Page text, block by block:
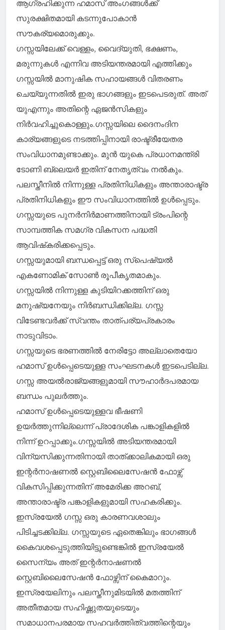
സുരക്ഷിതമായി കടന്നുപോകാന്‍
സൗകര്യമൊരുക്കും.
ഗസ്സയിലേക്ക് വെള്ളം, വൈദ്യുതി, ഭക്ഷണം,
മരുന്നുകള്‍ എന്നിവ അടിയന്തരമായി എത്തിക്കും
ഗസ്സയില്‍ മാനുഷിക സഹായങ്ങള്‍ വിതരണം
ചെയ്യുന്നതില്‍ ഇരു ഭാഗങ്ങളും ഇടപെടരുത്. അത്
യുഎന്നും അതിന്റെ ഏജന്‍സികളും
നിര്‍വഹിച്ചുകൊള്ളും.ഗസ്സയിലെ ദൈനംദിന
കാര്യങ്ങളുടെ നടത്തിപ്പിനായി രാഷ്ട്രീയേതര
സംവിധാനമുണ്ടാക്കും. മുന്‍ യുകെ പ്രധാനമന്ത്രി
ടോണി ബ്ലെയര്‍ ഇതിന് നേതൃത്വം നല്‍കും.
പലസ്തീനില്‍ നിന്നുള്ള പ്രതിനിധികളും അന്താരാഷ്ട്ര
പ്രതിനിധികളും ഈ സംവിധാനത്തില്‍ ഉള്‍പ്പെടും.
ഗസ്സയുടെ പുനര്‍നിര്‍മാണത്തിനായി ട്രംപിന്റെ
സാമ്പത്തിക സമഗ്ര വികസന പദ്ധതി
ആവിഷ്‌കരിക്കപ്പെടും.
ഗസ്സയുമായി ബന്ധപ്പെട്ട് ഒരു സ്‌പെഷ്യല്‍
എകണോമിക് സോണ്‍ രൂപീകൃതമാകും.
ഗസ്സയില്‍ നിന്നുള്ള കുടിയിറക്കത്തിന് ഒരു
മനുഷ്യനേയും നിര്‍ബന്ധിക്കില്ല. ഗസ്സ
വിടേണ്ടവര്‍ക്ക് സ്വന്തം താത്പര്യപ്രകാരം
നാടുവിടാം.
ഗസ്സയുടെ ഭരണത്തില്‍ നേരിട്ടോ അല്ലാതെയോ
ഹമാസ് ഉള്‍പ്പെടെയുള്ള സംഘടനകള്‍ ഇടപെടില്ല.
ഗസ്സ അയല്‍രാജ്യങ്ങളുമായി സൗഹാര്‍ദപരമായ
ബന്ധം പുലര്‍ത്തും.
ഹമാസ് ഉള്‍പ്പെടെയുള്ളവ ഭീഷണി
ഉയര്‍ത്തുന്നില്ലെന്ന് പ്രാദേശിക പങ്കാളികളില്‍
നിന്ന് ഉറപ്പാക്കും.ഗസ്സയില്‍ അടിയന്തരമായി
വിന്യസിക്കുന്നതിനായി താത്ക്കാലികമായി ഒരു
ഇന്റര്‍നാഷണല്‍ സ്റ്റെബിലൈസേഷന്‍ ഫോഴ്സ്
വികസിപ്പിക്കുന്നതിന് അമേരിക്ക അറബ്,
അന്താരാഷ്ട്ര പങ്കാളികളുമായി സഹകരിക്കും.
ഇസ്രയേല്‍ ഗസ്സ ഒരു കാരണവശാലും
പിടിച്ചടക്കില്ല. ഗസ്സയുടെ ഏതെങ്കിലും ഭാഗങ്ങള്‍
കൈവശപ്പെടുത്തിയിട്ടുണ്ടെങ്കില്‍ ഇസ്രയേല്‍
സൈന്യം അത് ഇന്റര്‍നാഷണല്‍
സ്റ്റെബിലൈസേഷന്‍ ഫോഴ്സിന് കൈമാറും.
ഇസ്രയേലിനും പലസ്തീനുമിടയില്‍ മതത്തിന്
അതീതമായ സഹിഷ്ണുതയുടെയും
സമാധാനപരമായ സഹവര്‍ത്തിത്വത്തിന്റെയും